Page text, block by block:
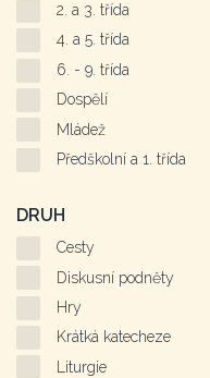
2. a 3. třída
4. a 5. třída
6. - 9. třída
Dospělí
Mládež
Předškolní a 1. třída
DRUH
Cesty
Diskusní podněty
Hry
Krátká katecheze
Liturgie